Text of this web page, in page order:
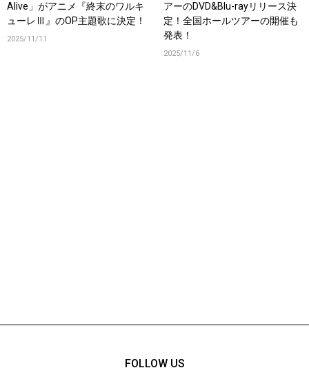
Alive」がアニメ『終末のワルキ
ューレⅢ』のOP主題歌に決定！
2025/11/11
アーのDVD&Blu-rayリリース決
定！全国ホールツアーの開催も
発表！
2025/11/6
FOLLOW US